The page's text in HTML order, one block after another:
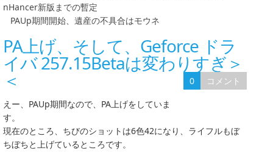
nHancer新版までの暫定
PAUp期間開始、遺産の不具合はモウネ
PA上げ、そして、Geforce ドラ
イバ 257.15Betaは変わりすぎ＞
＜ 0
コメント
えー、PAUp期間なので、PA上げをしていま
す。
現在のところ、ちびのショットは6色42になり、ライフルもぼ
ちぼちと上げているところです。